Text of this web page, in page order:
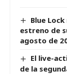
Blue
estreno de
agosto de
El live-
de la